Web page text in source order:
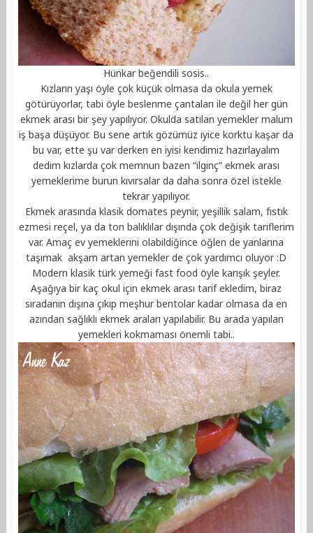
Hünkar beğendili sosis..
Kızların yaşı öyle çok küçük olmasa da okula yemek
götürüyorlar, tabi öyle beslenme çantaları ile değil her gün
ekmek arası bir şey yapılıyor. Okulda satılan yemekler malum
iş başa düşüyor. Bu sene artık gözümüz iyice korktu kaşar da
bu var, ette şu var derken en iyisi kendimiz hazırlayalım
dedim kızlarda çok memnun bazen “ilginç” ekmek arası
yemeklerime burun kıvırsalar da daha sonra özel istekle
tekrar yapılıyor.
Ekmek arasında klasik domates peynir, yeşillik salam, fıstık
ezmesi reçel, ya da ton balıklılar dışında çok değişik tariflerim
var. Amaç ev yemeklerini olabildiğince öğlen de yanlarına
taşımak akşam artan yemekler de çok yardımcı oluyor :D
Modern klasik türk yemeği fast food öyle karışık şeyler.
Aşağıya bir kaç okul için ekmek arası tarif ekledim, biraz
sıradanın dışına çıkıp meşhur bentolar kadar olmasa da en
azından sağlıklı ekmek araları yapılabilir. Bu arada yapılan
yemekleri kokmaması önemli tabi..